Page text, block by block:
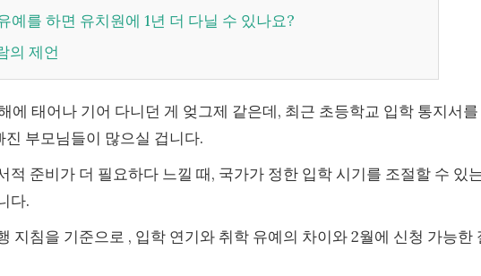
유예를 하면 유치원에 1년 더 다닐 수 있나요?
의 제언
에 태어나 기어 다니던 게 엊그제 같은데, 최근 초등학교 입학 통지서를
진 부모님들이 많으실 겁니다.
적 준비가 더 필요하다 느낄 때, 국가가 정한 입학 시기를 조절할 수 있
다.
지침을 기준으로 , 입학 연기와 취학 유예의 차이와 2월에 신청 가능한